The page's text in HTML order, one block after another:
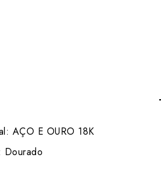
AÇO E OURO 18K
Dourado